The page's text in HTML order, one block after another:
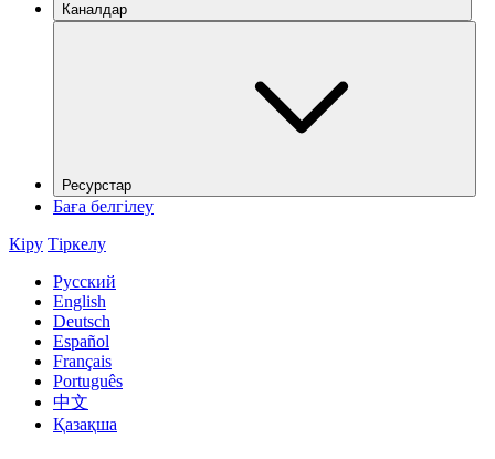
Каналдар
Ресурстар
Баға белгілеу
Кіру Тіркелу
Русский
English
Deutsch
Español
Français
Português
中文
Қазақша